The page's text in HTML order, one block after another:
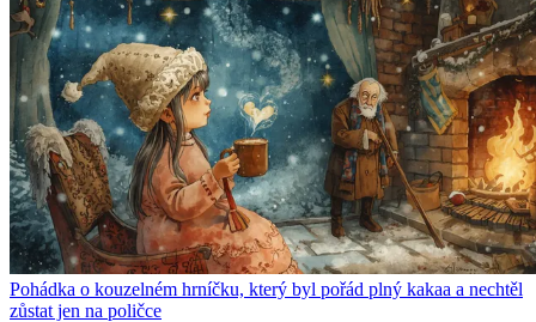
Pohádka o kouzelném hrníčku, který byl pořád plný kakaa a nechtěl
zůstat jen na poličce